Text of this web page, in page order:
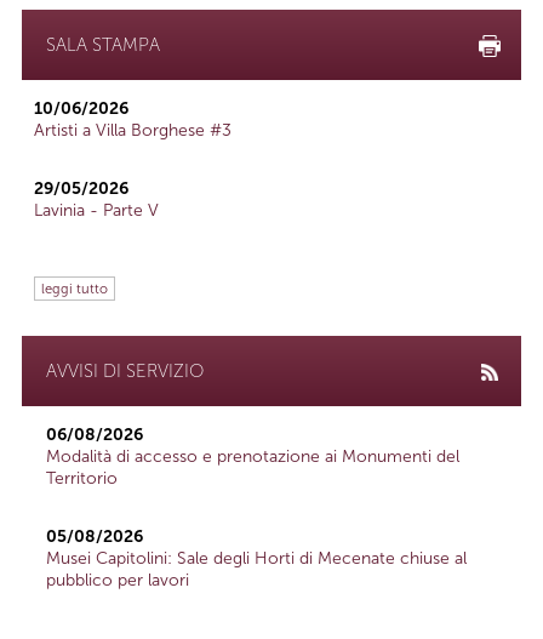
SALA STAMPA
10/06/2026
Artisti a Villa Borghese #3
29/05/2026
Lavinia - Parte V
leggi tutto
AVVISI DI SERVIZIO
06/08/2026
Modalità di accesso e prenotazione ai Monumenti del
Territorio
05/08/2026
Musei Capitolini: Sale degli Horti di Mecenate chiuse al
pubblico per lavori